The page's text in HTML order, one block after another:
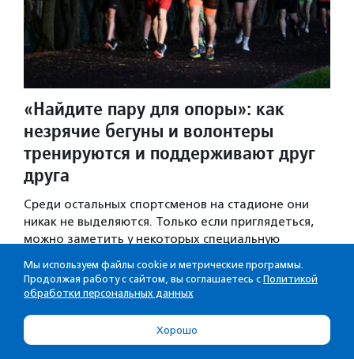
«Найдите пару для опоры»: как
незрячие бегуны и волонтеры
тренируются и поддерживают друг
друга
Среди остальных спортсменов на стадионе они
никак не выделяются. Только если приглядеться,
можно заметить у некоторых специальную
и незрячего бегуна.
Серии · 28.07.2026 · Благотвори­тель­ность и доброволь­чест­
Мы используем файлы cookie и метрические программы.
Продолжая работу с сайтом, вы соглашаетесь с Политикой
обработки персональных данных
Хорошо